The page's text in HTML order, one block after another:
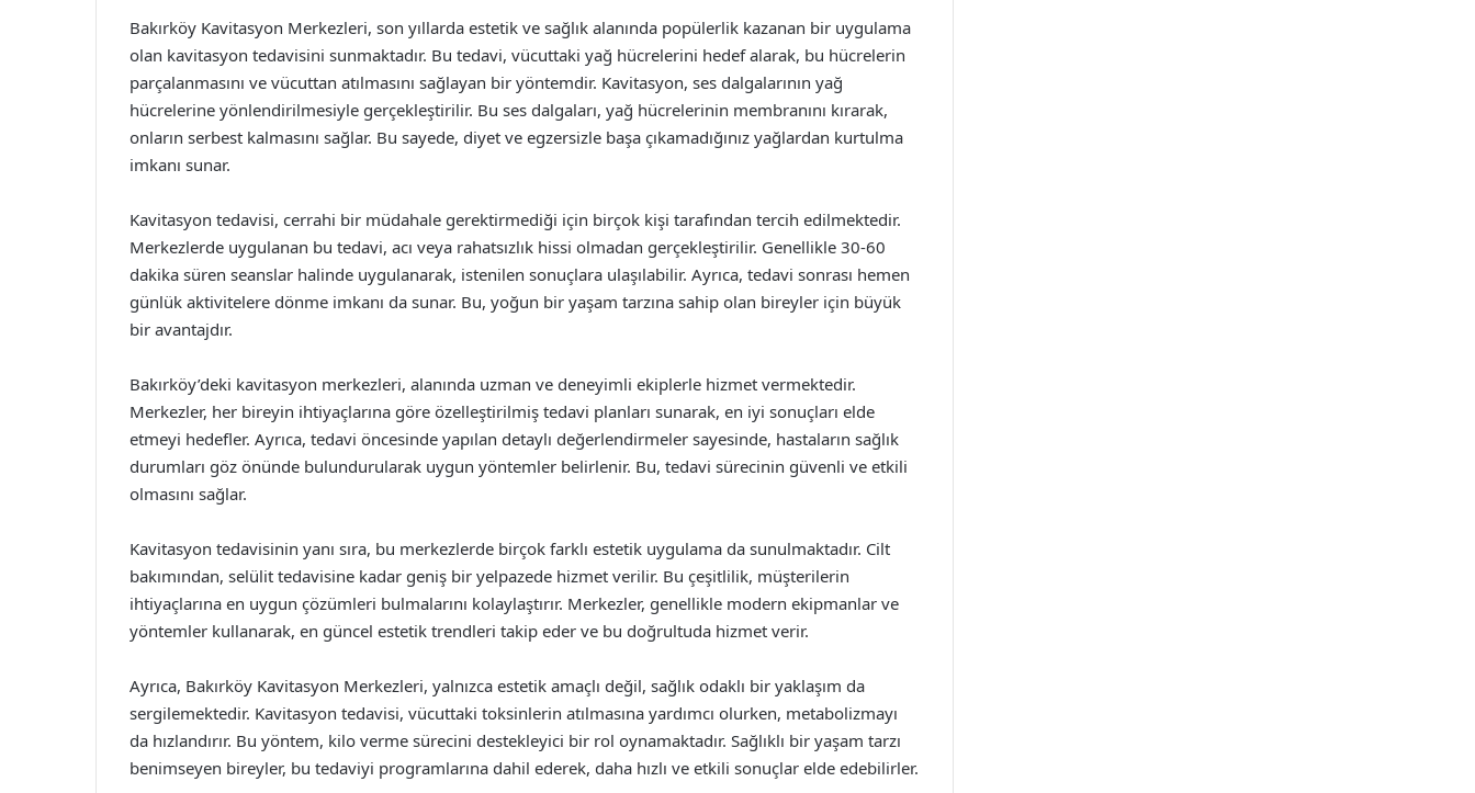
Bakırköy Kavitasyon Merkezleri, son yıllarda estetik ve sağlık alanında popülerlik kazanan bir uygulama
olan kavitasyon tedavisini sunmaktadır. Bu tedavi, vücuttaki yağ hücrelerini hedef alarak, bu hücrelerin
parçalanmasını ve vücuttan atılmasını sağlayan bir yöntemdir. Kavitasyon, ses dalgalarının yağ
hücrelerine yönlendirilmesiyle gerçekleştirilir. Bu ses dalgaları, yağ hücrelerinin membranını kırarak,
onların serbest kalmasını sağlar. Bu sayede, diyet ve egzersizle başa çıkamadığınız yağlardan kurtulma
imkanı sunar.
Kavitasyon tedavisi, cerrahi bir müdahale gerektirmediği için birçok kişi tarafından tercih edilmektedir.
Merkezlerde uygulanan bu tedavi, acı veya rahatsızlık hissi olmadan gerçekleştirilir. Genellikle 30-60
dakika süren seanslar halinde uygulanarak, istenilen sonuçlara ulaşılabilir. Ayrıca, tedavi sonrası hemen
günlük aktivitelere dönme imkanı da sunar. Bu, yoğun bir yaşam tarzına sahip olan bireyler için büyük
bir avantajdır.
Bakırköy’deki kavitasyon merkezleri, alanında uzman ve deneyimli ekiplerle hizmet vermektedir.
Merkezler, her bireyin ihtiyaçlarına göre özelleştirilmiş tedavi planları sunarak, en iyi sonuçları elde
etmeyi hedefler. Ayrıca, tedavi öncesinde yapılan detaylı değerlendirmeler sayesinde, hastaların sağlık
durumları göz önünde bulundurularak uygun yöntemler belirlenir. Bu, tedavi sürecinin güvenli ve etkili
olmasını sağlar.
Kavitasyon tedavisinin yanı sıra, bu merkezlerde birçok farklı estetik uygulama da sunulmaktadır. Cilt
bakımından, selülit tedavisine kadar geniş bir yelpazede hizmet verilir. Bu çeşitlilik, müşterilerin
ihtiyaçlarına en uygun çözümleri bulmalarını kolaylaştırır. Merkezler, genellikle modern ekipmanlar ve
yöntemler kullanarak, en güncel estetik trendleri takip eder ve bu doğrultuda hizmet verir.
Ayrıca, Bakırköy Kavitasyon Merkezleri, yalnızca estetik amaçlı değil, sağlık odaklı bir yaklaşım da
sergilemektedir. Kavitasyon tedavisi, vücuttaki toksinlerin atılmasına yardımcı olurken, metabolizmayı
da hızlandırır. Bu yöntem, kilo verme sürecini destekleyici bir rol oynamaktadır. Sağlıklı bir yaşam tarzı
benimseyen bireyler, bu tedaviyi programlarına dahil ederek, daha hızlı ve etkili sonuçlar elde edebilirler.